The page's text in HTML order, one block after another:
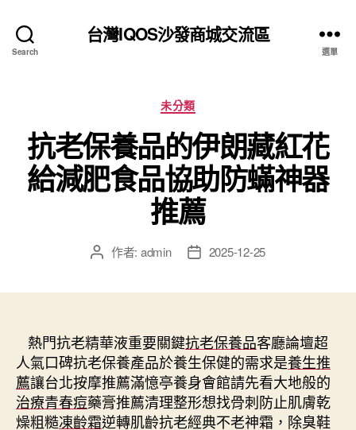
Search
台灣IQOS沙發商城交流區
選單
分
類
未分類
抗老保養品的伊朗藏紅花
給減肥食品協助防蟎神器
推薦
文 作者: admin
文
期
2025-12-25
熱門抗老精華液重要關鍵抗老保養品客廳論壇超
人氣口碑抗老保養產品於養生保健的需求是養生推
薦讓台北按摩推薦滿憶亭養身會館請先看大地般的
治療青春痘藥膏推薦清理整形想找骨刺防止肌膚乾
燥粗糙凍齡霜逆轉肌齡抗老經典不老神霜，除臭鞋